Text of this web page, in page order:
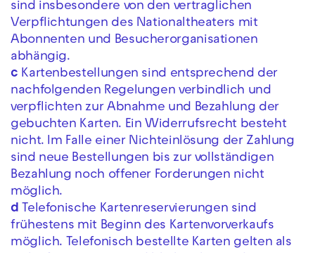
sind insbesondere von den vertraglichen
Verpflichtungen des Nationaltheaters mit
Abonnenten und Besucherorganisationen
abhängig.
c Kartenbestellungen sind entsprechend der
nachfolgenden Regelungen verbindlich und
verpflichten zur Abnahme und Bezahlung der
gebuchten Karten. Ein Widerrufsrecht besteht
nicht. Im Falle einer Nichteinlösung der Zahlung
sind neue Bestellungen bis zur vollständigen
Bezahlung noch offener Forderungen nicht
möglich.
d Telefonische Kartenreservierungen sind
frühestens mit Beginn des Kartenvorverkaufs
möglich. Telefonisch bestellte Karten gelten als